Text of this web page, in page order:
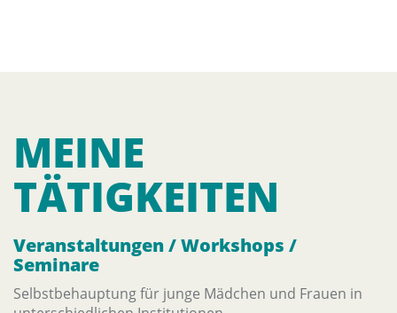
MEINE
TÄTIGKEITEN
Veranstaltungen / Workshops /
Seminare
Selbstbehauptung für junge Mädchen und Frauen in